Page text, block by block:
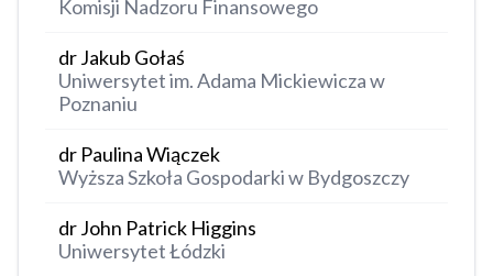
Komisji Nadzoru Finansowego
dr Jakub Gołaś
Uniwersytet im. Adama Mickiewicza w
Poznaniu
dr Paulina Wiączek
Wyższa Szkoła Gospodarki w Bydgoszczy
dr John Patrick Higgins
Uniwersytet Łódzki